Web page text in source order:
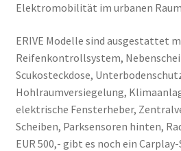
Elektromobilität im urbanen
ERIVE Modelle sind ausgestattet
Reifenkontrollsystem,
Scukosteckdose,
Hohlraumversiegelung,
elektrische Fensterheber,
Scheiben, Parksensoren hinten,
EUR 500,- gibt es noch ein